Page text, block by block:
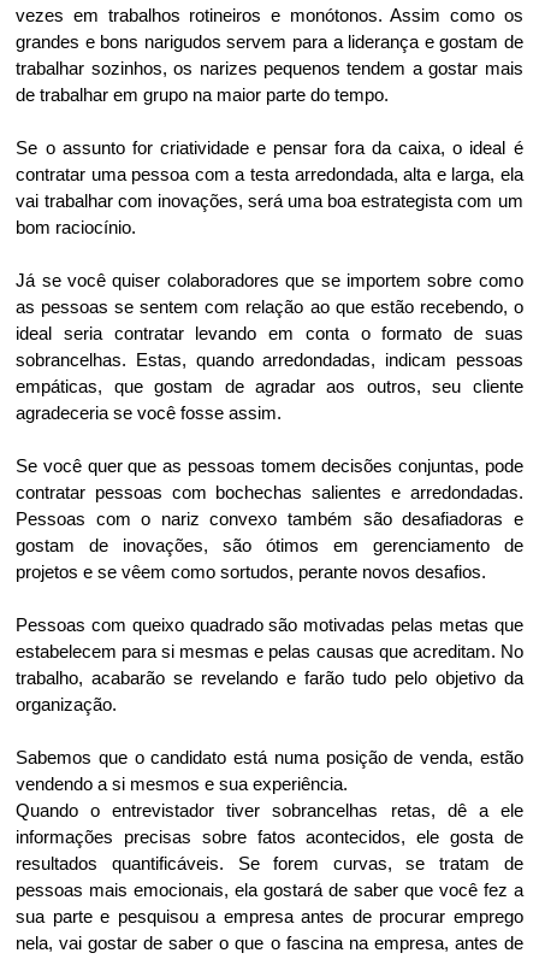
vezes em trabalhos rotineiros e monótonos. Assim como os
grandes e bons narigudos servem para a liderança e gostam de
trabalhar sozinhos, os narizes pequenos tendem a gostar mais
de trabalhar em grupo na maior parte do tempo.
Se o assunto for criatividade e pensar fora da caixa, o ideal é
contratar uma pessoa com a testa arredondada, alta e larga, ela
vai trabalhar com inovações, será uma boa estrategista com um
bom raciocínio.
Já se você quiser colaboradores que se importem sobre como
as pessoas se sentem com relação ao que estão recebendo, o
ideal seria contratar levando em conta o formato de suas
sobrancelhas. Estas, quando arredondadas, indicam pessoas
empáticas, que gostam de agradar aos outros, seu cliente
agradeceria se você fosse assim.
Se você quer que as pessoas tomem decisões conjuntas, pode
contratar pessoas com bochechas salientes e arredondadas.
Pessoas com o nariz convexo também são desafiadoras e
gostam de inovações, são ótimos em gerenciamento de
projetos e se vêem como sortudos, perante novos desafios.
Pessoas com queixo quadrado são motivadas pelas metas que
estabelecem para si mesmas e pelas causas que acreditam. No
trabalho, acabarão se revelando e farão tudo pelo objetivo da
organização.
Sabemos que o candidato está numa posição de venda, estão
vendendo a si mesmos e sua experiência.
Quando o entrevistador tiver sobrancelhas retas, dê a ele
informações precisas sobre fatos acontecidos, ele gosta de
resultados quantificáveis. Se forem curvas, se tratam de
pessoas mais emocionais, ela gostará de saber que você fez a
sua parte e pesquisou a empresa antes de procurar emprego
nela, vai gostar de saber o que o fascina na empresa, antes de